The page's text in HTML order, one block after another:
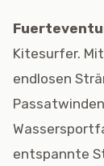
Kitesurfer.
endlosen
entspannte